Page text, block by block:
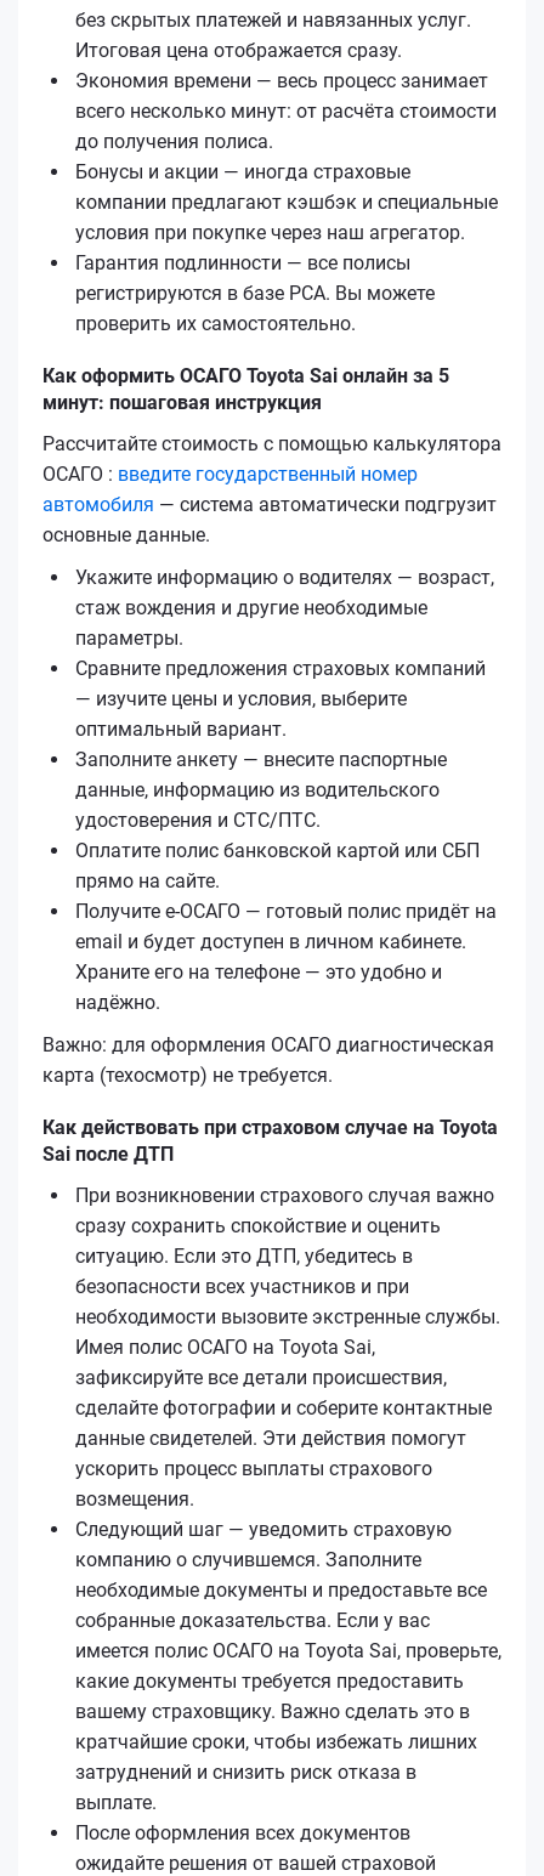
без скрытых платежей и навязанных услуг.
Итоговая цена отображается сразу.
Экономия времени — весь процесс занимает
всего несколько минут: от расчёта стоимости
до получения полиса.
Бонусы и акции — иногда страховые
компании предлагают кэшбэк и специальные
условия при покупке через наш агрегатор.
Гарантия подлинности — все полисы
регистрируются в базе РСА. Вы можете
проверить их самостоятельно.
Как оформить ОСАГО Toyota Sai онлайн за 5
минут: пошаговая инструкция
Рассчитайте стоимость с помощью калькулятора
ОСАГО : введите государственный номер
автомобиля — система автоматически подгрузит
основные данные.
Укажите информацию о водителях — возраст,
стаж вождения и другие необходимые
параметры.
Сравните предложения страховых компаний
— изучите цены и условия, выберите
оптимальный вариант.
Заполните анкету — внесите паспортные
данные, информацию из водительского
удостоверения и СТС/ПТС.
Оплатите полис банковской картой или СБП
прямо на сайте.
Получите е‑ОСАГО — готовый полис придёт на
email и будет доступен в личном кабинете.
Храните его на телефоне — это удобно и
надёжно.
Важно: для оформления ОСАГО диагностическая
карта (техосмотр) не требуется.
Как действовать при страховом случае на Toyota
Sai после ДТП
При возникновении страхового случая важно
сразу сохранить спокойствие и оценить
ситуацию. Если это ДТП, убедитесь в
безопасности всех участников и при
необходимости вызовите экстренные службы.
Имея полис ОСАГО на Toyota Sai,
зафиксируйте все детали происшествия,
сделайте фотографии и соберите контактные
данные свидетелей. Эти действия помогут
ускорить процесс выплаты страхового
возмещения.
Следующий шаг — уведомить страховую
компанию о случившемся. Заполните
необходимые документы и предоставьте все
собранные доказательства. Если у вас
имеется полис ОСАГО на Toyota Sai, проверьте,
какие документы требуется предоставить
вашему страховщику. Важно сделать это в
кратчайшие сроки, чтобы избежать лишних
затруднений и снизить риск отказа в
выплате.
После оформления всех документов
ожидайте решения от вашей страховой